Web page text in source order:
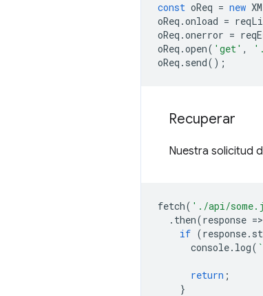
const oReq = new
oReq .onload =
oReq .onerror =
oReq .open( 'get' ,
oReq . send();
Recuperar
Nuestra solicitud
fetch( './api/
. then(response =>
if (response.
console. log(
return ;
}